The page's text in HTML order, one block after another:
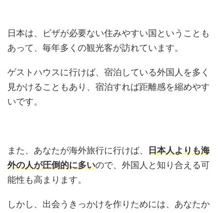
日本は、ビザが必要ない住みやすい国ということも
あって、毎年多くの観光客が訪れています。
ゲストハウスに行けば、宿泊している外国人を多く
見かけることもあり、宿泊すれば距離感を縮めやす
いです。
また、あなたが海外旅行に行けば、 日本人よりも海
外の人が圧倒的に多いので、外国人と知り合える可
能性も高まります。
しかし、出会うきっかけを作りためには、あなたか